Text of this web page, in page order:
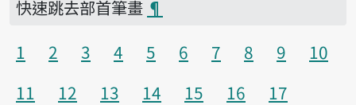
快速跳去部首筆畫 ¶
1
2 3 4 5 6 7 8 9
10
11
12 13 14 15 16 17